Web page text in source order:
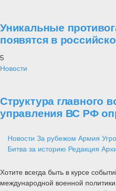
Уникальные
появятся в
5
Новости
Структура главного
управления ВС РФ
Новости За рубежом Армия
Битва за историю Редакция
Хотите всегда быть в курсе
международной военной